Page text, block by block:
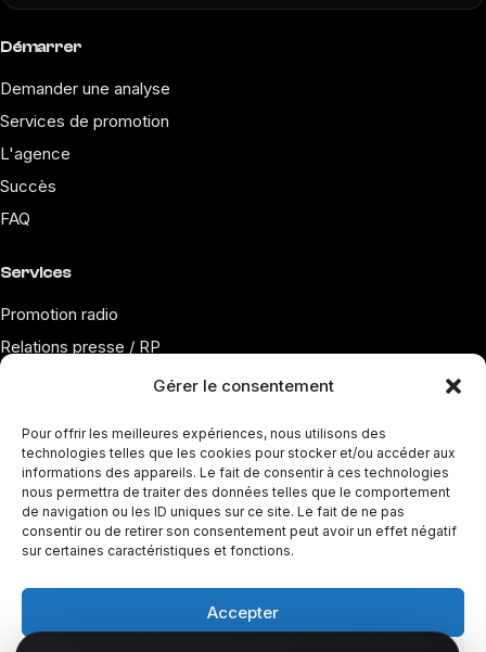
Gérer le consentement
Pour offrir les meilleures expériences, nous utilisons des
technologies telles que les cookies pour stocker et/ou accéder aux
informations des appareils. Le fait de consentir à ces technologies
nous permettra de traiter des données telles que le comportement
de navigation ou les ID uniques sur ce site. Le fait de ne pas
consentir ou de retirer son consentement peut avoir un effet négatif
sur certaines caractéristiques et fonctions.
Accepter
Démarrer
Demander une analyse
Services de promotion
L'agence
Succès
FAQ
Services
Promotion radio
Relations presse / RP
Communication digitale
Ressources
Blog
Envoyer à NRJ